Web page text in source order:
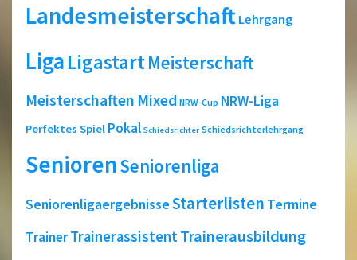
Landesmeisterschaft Lehrgang
LigaLigastartMeisterschaft
Meisterschaften Mixed NRW-Cup NRW-Liga
Perfektes Spiel Pokal Schiedsrichter Schiedsrichterlehrgang
SeniorenSeniorenliga
SeniorenligaergebnisseStarterlisten Termine
TrainerTrainerassistentTrainerausbildung